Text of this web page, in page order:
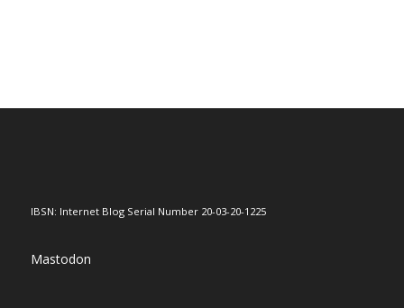
IBSN: Internet Blog Serial Number 20-03-20-1225
Mastodon